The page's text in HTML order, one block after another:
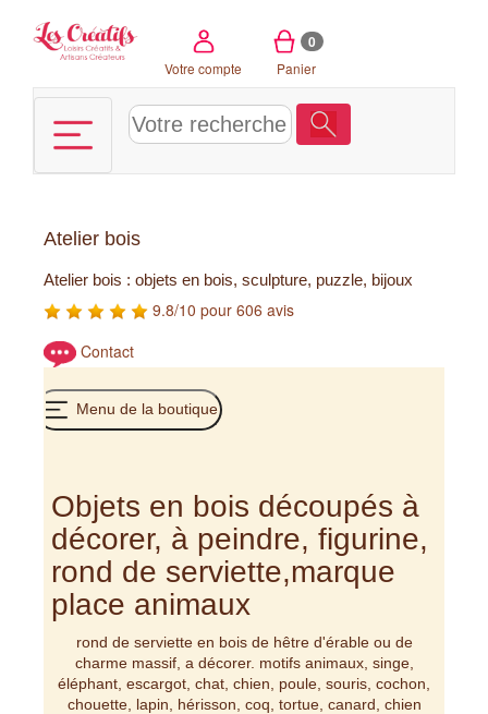
Votre compte
0
Panier
Atelier bois
Atelier bois : objets en bois, sculpture, puzzle, bijoux
9.8/10 pour 606 avis
Contact
Menu de la boutique
Objets en bois découpés à
décorer, à peindre, figurine,
rond de serviette,marque
place animaux
rond de serviette en bois de hêtre d'érable ou de
charme massif, a décorer. motifs animaux, singe,
éléphant, escargot, chat, chien, poule, souris, cochon,
chouette, lapin, hérisson, coq, tortue, canard, chien